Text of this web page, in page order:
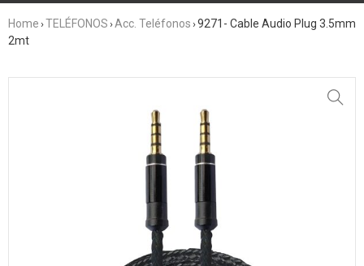
Home ›TELÉFONOS ›Acc. Teléfonos ›9271- Cable Audio Plug 3.5mm
2mt